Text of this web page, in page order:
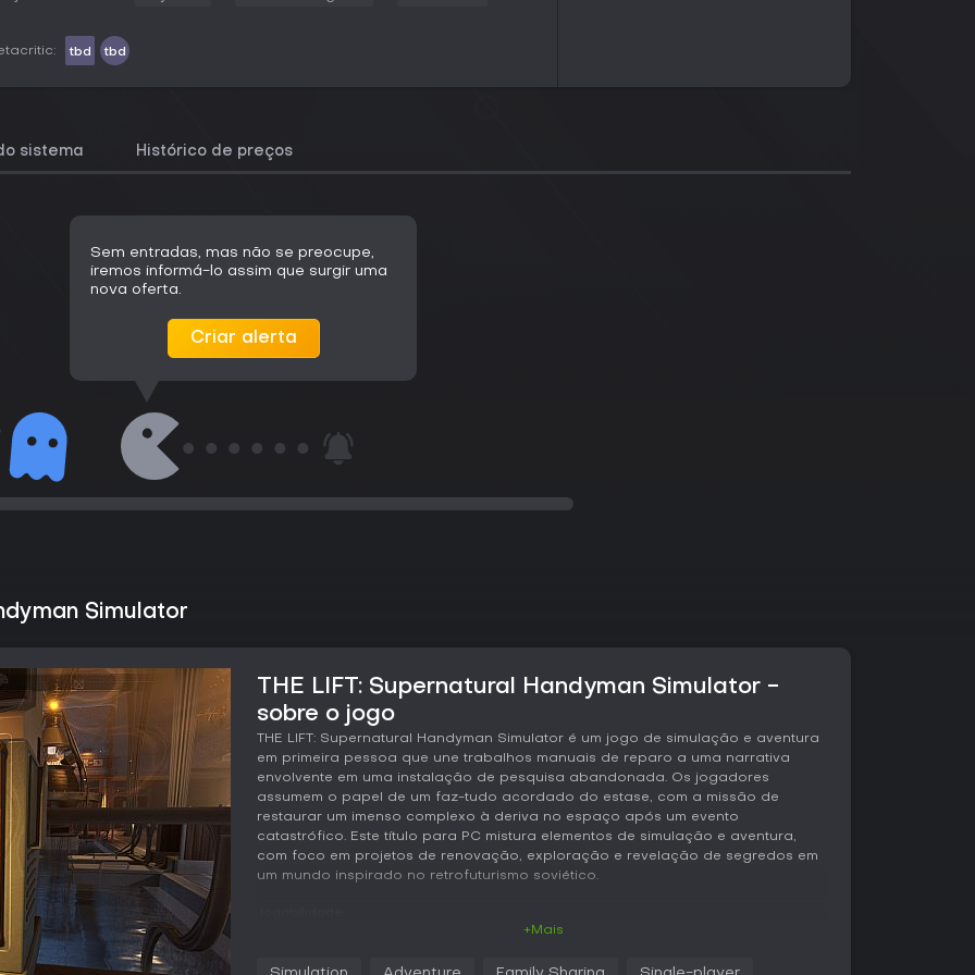
tbd tbd
sistema Histórico de preços
Sem entradas, mas não se preocupe,
iremos informá-lo assim que surgir uma
nova oferta.
Criar alerta
Simulator
THE LIFT: Supernatural Handyman Simulator -
sobre o jogo
THE LIFT: Supernatural Handyman Simulator é um jogo de simulação e aventura
em primeira pessoa que une trabalhos manuais de reparo a uma narrativa
envolvente em uma instalação de pesquisa abandonada. Os jogadores
assumem o papel de um faz-tudo acordado do estase, com a missão de
restaurar um imenso complexo à deriva no espaço após um evento
catastrófico. Este título para PC mistura elementos de simulação e aventura,
com foco em projetos de renovação, exploração e revelação de segredos em
um mundo inspirado no retrofuturismo soviético.
+Mais